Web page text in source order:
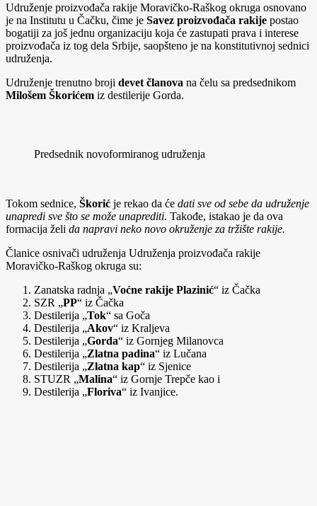
Udruženje proizvođača rakije Moravičko-Raškog okruga osnovano
je na Institutu u Čačku, čime je Savez proizvođača rakije postao
bogatiji za još jednu organizaciju koja će zastupati prava i interese
proizvođača iz tog dela Srbije, saopšteno je na konstitutivnoj sednici
udruženja.
Udruženje trenutno broji devet članova na čelu sa predsednikom
Milošem Škorićem iz destilerije Gorda.
Predsednik novoformiranog udruženja
Tokom sednice, Škorić je rekao da će dati sve od sebe da udruženje
unapredi sve što se može unaprediti. Takođe, istakao je da ova
formacija želi da napravi neko novo okruženje za tržište rakije.
Članice osnivači udruženja Udruženja proizvođača rakije
Moravičko-Raškog okruga su:
Zanatska radnja „Voćne rakije Plazinić“ iz Čačka
SZR „PP“ iz Čačka
Destilerija „Tok“ sa Goča
Destilerija „Akov“ iz Kraljeva
Destilerija „Gorda“ iz Gornjeg Milanovca
Destilerija „Zlatna padina“ iz Lučana
Destilerija „Zlatna kap“ iz Sjenice
STUZR „Malina“ iz Gornje Trepče kao i
Destilerija „Floriva“ iz Ivanjice.